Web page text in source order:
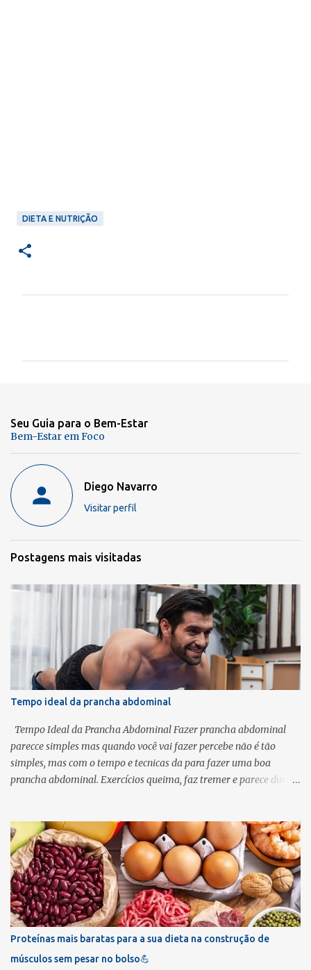
DIETA E NUTRIÇÃO
m
t
r
Seu Guia para o Bem-Estar
Bem-Estar em Foco
Diego Navarro
Visitar perfil
Postagens mais visitadas
Tempo ideal da prancha abdominal
Tempo Ideal da Prancha Abdominal Fazer prancha abdominal
parecce simples mas quando você vai fazer percebe não é tão
simples, mas com o tempo e tecnicas da para fazer uma boa
prancha abdominal. Exercícios queima, faz tremer e parece durar
ficar na prancha abdominal? Segurar até não aguentar mais?
Fazer várias repetições curtas? Será que 1 minuto já é suficiente? A
resposta não é igual para todo mundo. Depende do seu nível de
condicionamento, da postura correta e dos seus objetivos. O que é
a prancha abdominal e por que ela é tão eficiente? A prancha
abdominal é um exercício isométrico, ou seja, você mantém o
corpo em contração sem se mover. O foco principal é o core —
conjunto de músculos que envolve abdômen, lombar, quadris e até
glúteos. 👉 Benefícios principais: Fortalece abdômen e lombar,
Proteínas mais baratas para a sua dieta na construção de
músculos sem pesar no bolso💪